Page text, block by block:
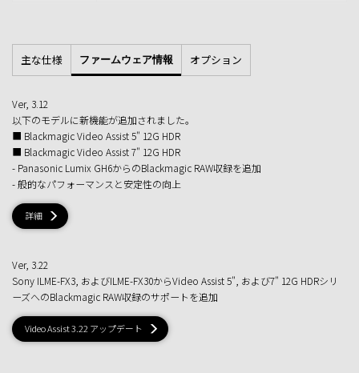
RAW Constant Quality(固定クオリティ) Q5、Apple ProRes 422 HQ、
Apple ProRes 422、Apple ProRes 422 LT、Apple ProRes 422 Proxy、
ビデオフォーマット
■SDビデオフォーマット
525i59.94 NTSC、625i50 PAL
■HDビデオフォーマット
720p50、720p59.94、720p60 1080p23.98、1080p24、1080p25、
1080PsF23.98、1080PsF24、1080PsF25、1080PsF29.97、1080PsF30
1080i50、1080i59.94、1080i60
■2Kビデオフォーマット
■SDI規格
SMPTE 259M、SMPTE 292M、SMPTE 296M、SMPTE 425M、SMPTE
2084
HD RP188
■オーディオサンプリング
テレビ標準サンプルレート（48 kHz/24-bit）
主な仕様 ファームウェア情報 オプション
Ver, 3.12
以下のモデルに新機能が追加されました。
■ Blackmagic Video Assist 5" 12G HDR
■ Blackmagic Video Assist 7" 12G HDR
- Panasonic Lumix GH6からのBlackmagic RAW収録を追加
- 般的なパフォーマンスと安定性の向上
詳細
Ver, 3.22
Sony ILME-FX3, およびILME-FX30からVideo Assist 5", および7" 12G HDRシリ
ーズへのBlackmagic RAW収録のサポートを追加
Video Assist 3.22 アップデート